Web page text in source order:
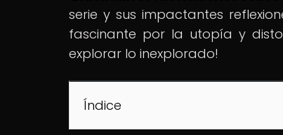
serie y sus impactantes
fascinante por la utopía y
explorar lo inexplorado!
Índice